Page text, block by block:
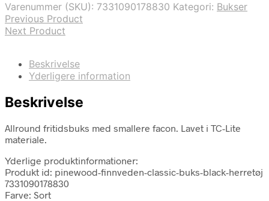
Varenummer (SKU): 7331090178830 Kategori: Bukser
Previous Product
Next Product
Beskrivelse
Yderligere information
Beskrivelse
Allround fritidsbuks med smallere facon. Lavet i TC-Lite
materiale.
Yderlige produktinformationer:
Produkt id: pinewood-finnveden-classic-buks-black-herretøj
7331090178830
Farve: Sort